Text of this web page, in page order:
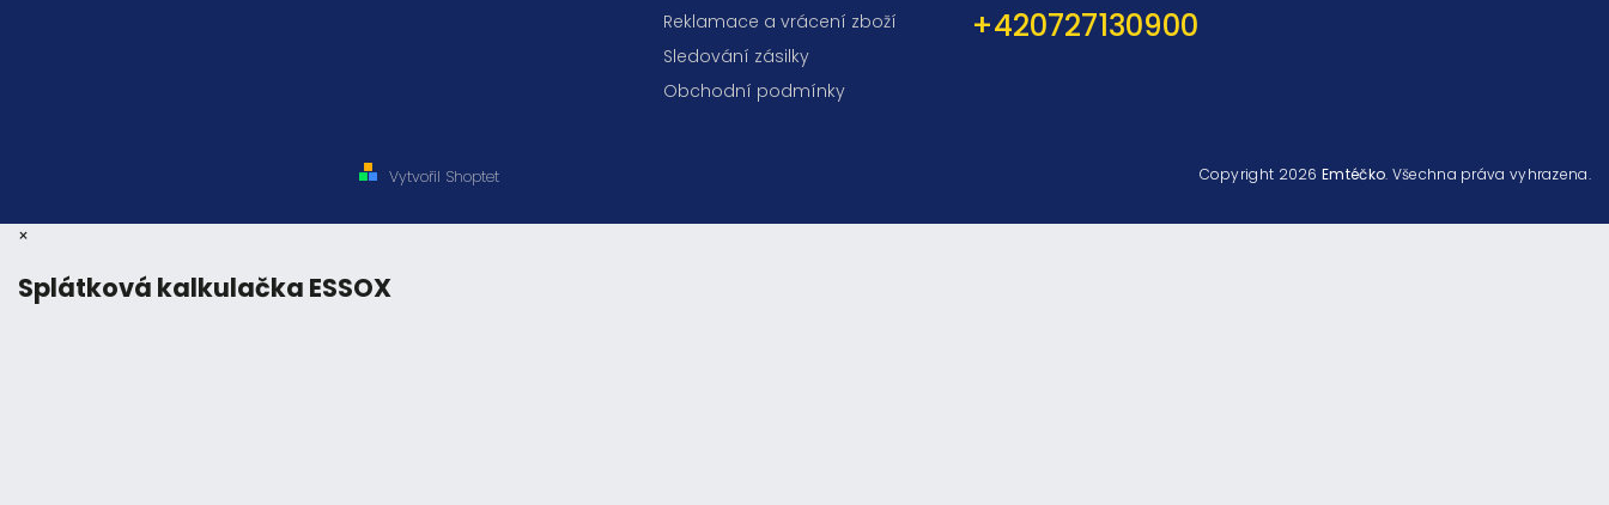
Reklamace a vrácení zboží
Sledování zásilky
Obchodní podmínky
+420727130900
Vytvořil Shoptet Copyright 2026Emtéčko. Všechna práva vyhrazena.
×
Splátková kalkulačka ESSOX